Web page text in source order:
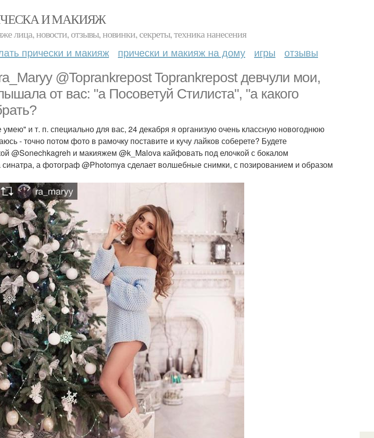
И МАКИЯЖ
лица, новости, отзывы, новинки, секреты, техника нанесения
прически и макияж прически и макияж на дому игры отзывы
@Toprankrepost Toprankrepost девчули мои,
от вас: "а Посоветуй Стилиста", "а какого
умею" и т. п. специально для вас, 24 декабря я организую очень классную новогоднюю
- точно потом фото в рамочку поставите и кучу лайков соберете? Будете
@Sonechkagreh и макияжем @k_Malova кайфовать под елочкой с бокалом
а фотограф @Photomya сделает волшебные снимки, с позированием и образом